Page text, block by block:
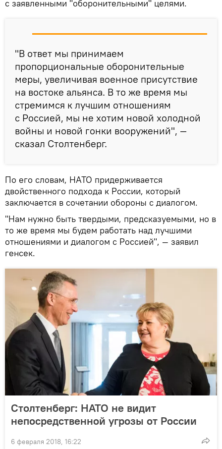
с заявленными "оборонительными" целями.
"В ответ мы принимаем
пропорциональные оборонительные
меры, увеличивая военное присутствие
на востоке альянса. В то же время мы
стремимся к лучшим отношениям
с Россией, мы не хотим новой холодной
войны и новой гонки вооружений", —
сказал Столтенберг.
По его словам, НАТО придерживается
двойственного подхода к России, который
заключается в сочетании обороны с диалогом.
"Нам нужно быть твердыми, предсказуемыми, но в
то же время мы будем работать над лучшими
отношениями и диалогом с Россией", — заявил
генсек.
Столтенберг: НАТО не видит
непосредственной угрозы от России
6 февраля 2018, 16:22